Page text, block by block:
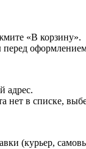
«В корзину».
перед
адрес.
нет в списке,
(курьер,